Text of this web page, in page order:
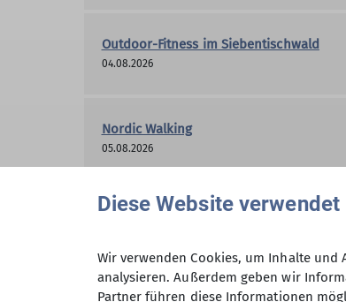
Outdoor-Fitness im Siebentischwald
04.08.2026
Nordic Walking
05.08.2026
Outdoor-Fitness im Wittelsbacher
05.08.2026
Diese Website
Wir verwenden Cookies, um Inhalte
analysieren. Außerdem geben wir
Partner führen diese Informationen